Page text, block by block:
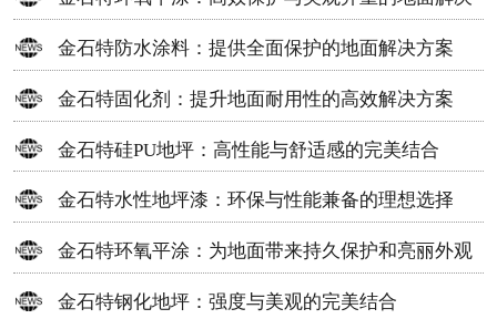
方案
金石特防水涂料：提供全面保护的地面解决方案
金石特固化剂：提升地面耐用性的高效解决方案
金石特硅PU地坪：高性能与舒适感的完美结合
金石特水性地坪漆：环保与性能兼备的理想选择
金石特环氧平涂：为地面带来持久保护和亮丽外观
金石特钢化地坪：强度与美观的完美结合